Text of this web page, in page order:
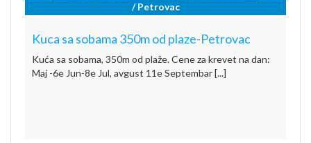
/ Petrovac
Kuca sa sobama 350m od plaze-Petrovac
Kuća sa sobama, 350m od plaže. Cene za krevet na dan:
Maj -6e Jun-8e Jul, avgust 11e Septembar [...]